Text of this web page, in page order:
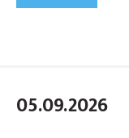
05.09.2026